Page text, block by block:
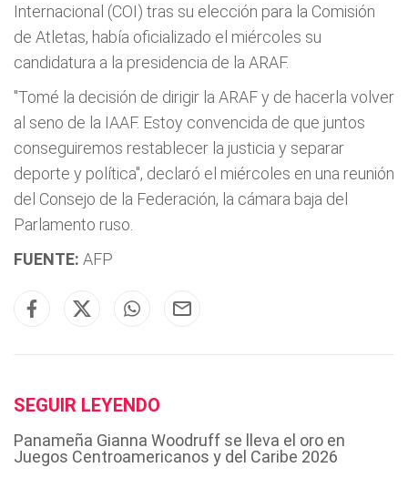
Internacional (COI) tras su elección para la Comisión
de Atletas, había oficializado el miércoles su
candidatura a la presidencia de la ARAF.
"Tomé la decisión de dirigir la ARAF y de hacerla volver
al seno de la IAAF. Estoy convencida de que juntos
conseguiremos restablecer la justicia y separar
deporte y política", declaró el miércoles en una reunión
del Consejo de la Federación, la cámara baja del
Parlamento ruso.
FUENTE: AFP
SEGUIR LEYENDO
Panameña Gianna Woodruff se lleva el oro en
Juegos Centroamericanos y del Caribe 2026